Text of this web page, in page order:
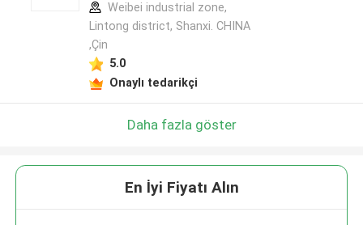
Weibei industrial zone,
Lintong district, Shanxi. CHINA
,Çin
5.0
Onaylı tedarikçi
Daha fazla göster
En İyi Fiyatı Alın